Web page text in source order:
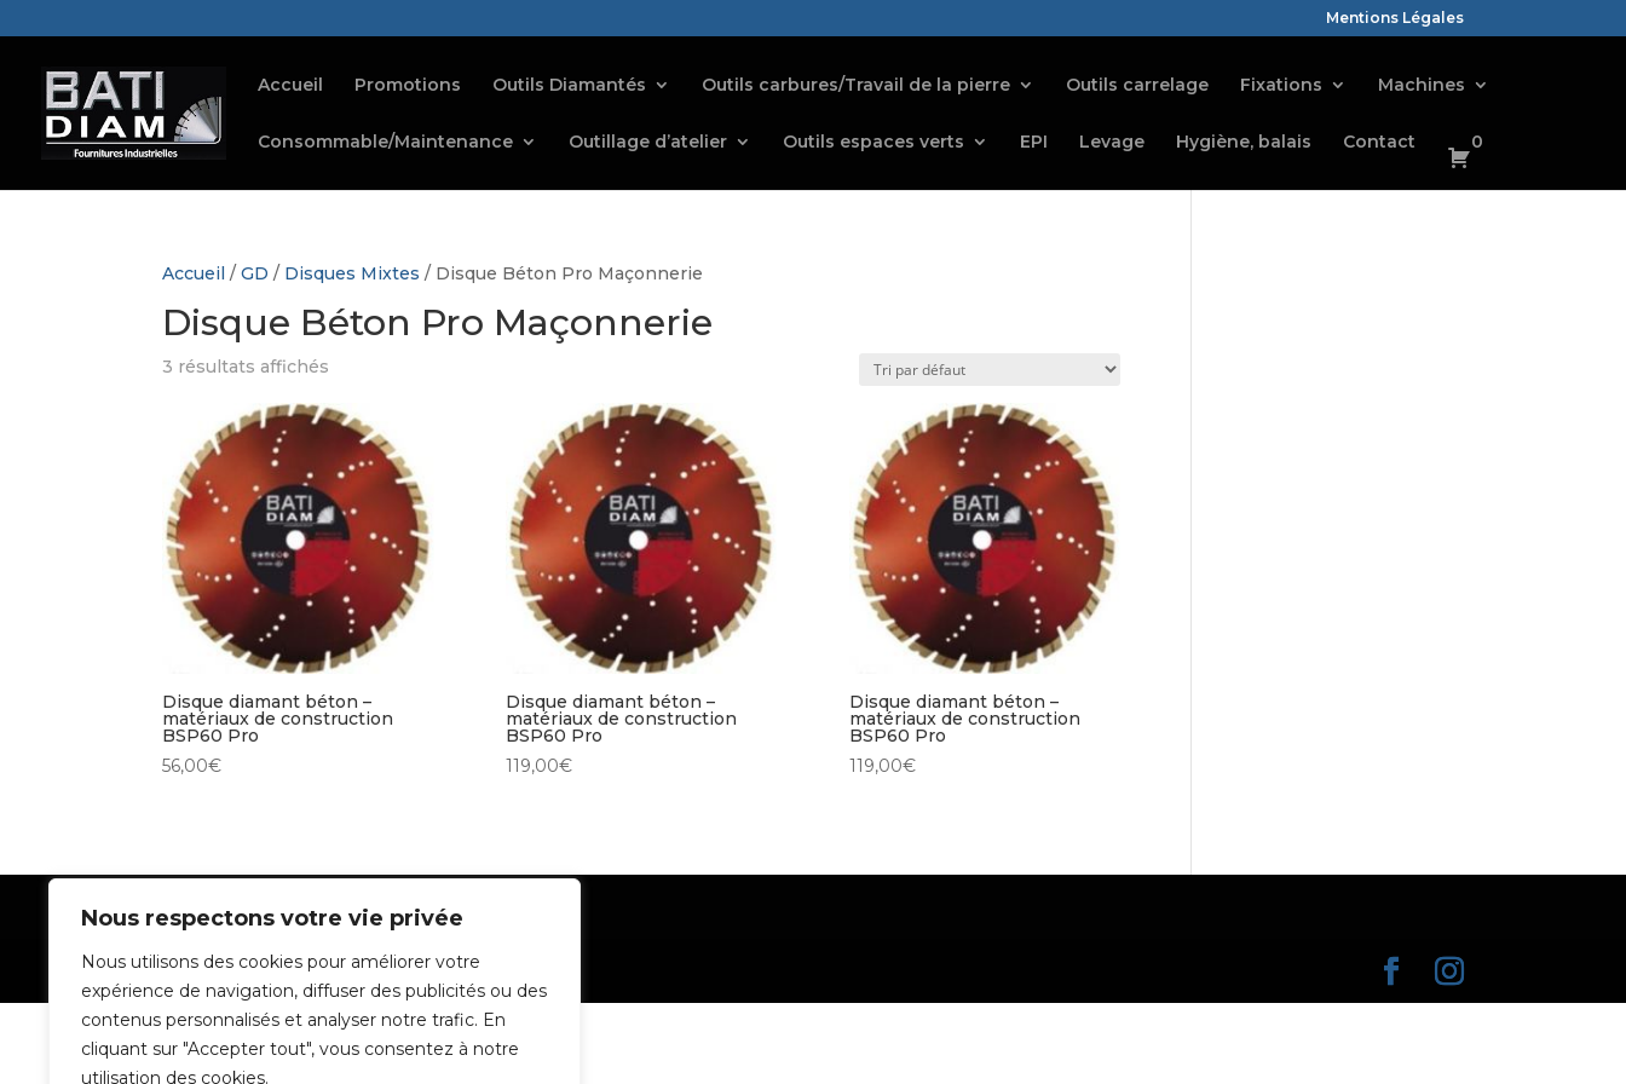
Nous respectons votre vie privée
Nous utilisons des cookies pour améliorer votre
expérience de navigation, diffuser des publicités ou des
contenus personnalisés et analyser notre trafic. En
cliquant sur "Accepter tout", vous consentez à notre
utilisation des cookies.
Mentions Légales
Accueil Promotions Outils Diamantés Outils carbures/Travail de la pierre Outils carrelage Fixations Machines
Consommable/Maintenance Outillage d’atelier Outils espaces verts EPI Levage Hygiène, balais Contact 0
Accueil /GD / Disques Mixtes / Disque Béton Pro Maçonnerie
Disque Béton Pro Maçonnerie
3 résultats affichés
Disque diamant béton –
matériaux de construction
BSP60 Pro
56,00€
Disque diamant béton –
matériaux de construction
BSP60 Pro
119,00€
Disque diamant béton –
matériaux de construction
BSP60 Pro
119,00€
Mentions Légales
Batidiam - Tous droits réservés - 2022